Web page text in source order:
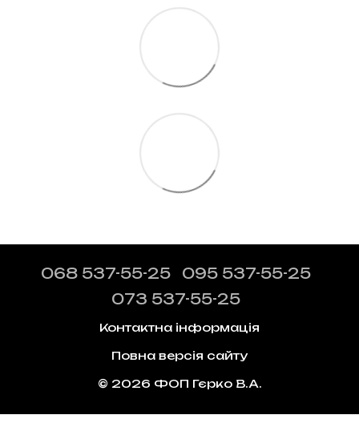
068 537-55-25
095 537-55-25
073 537-55-25
Контактна інформація
Повна версія сайту
© 2026 ФОП Гєрко В.А.